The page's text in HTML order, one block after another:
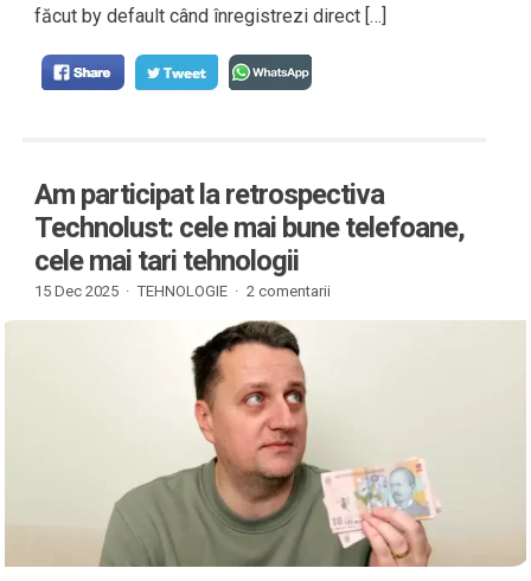
făcut by default când înregistrezi direct […]
Am participat la retrospectiva
Technolust: cele mai bune telefoane,
cele mai tari tehnologii
15 Dec 2025 · TEHNOLOGIE · 2 comentarii